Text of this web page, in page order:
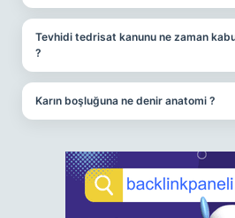
Tevhidi tedrisat kanunu ne zaman
?
Karın boşluğuna ne denir anatomi ?